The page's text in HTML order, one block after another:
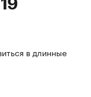
в длинные